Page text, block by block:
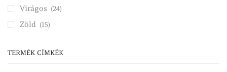
Virágos (24)
Zöld (15)
TERMÉK CÍMKÉK